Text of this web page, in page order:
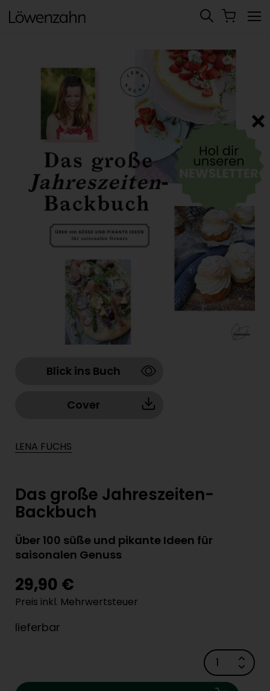
Blick ins Buch
Cover
LENA FUCHS
Das große Jahreszeiten-
Backbuch
Über 100 süße und pikante Ideen für
saisonalen Genuss
29,90 €
Preis inkl. Mehrwertsteuer
lieferbar